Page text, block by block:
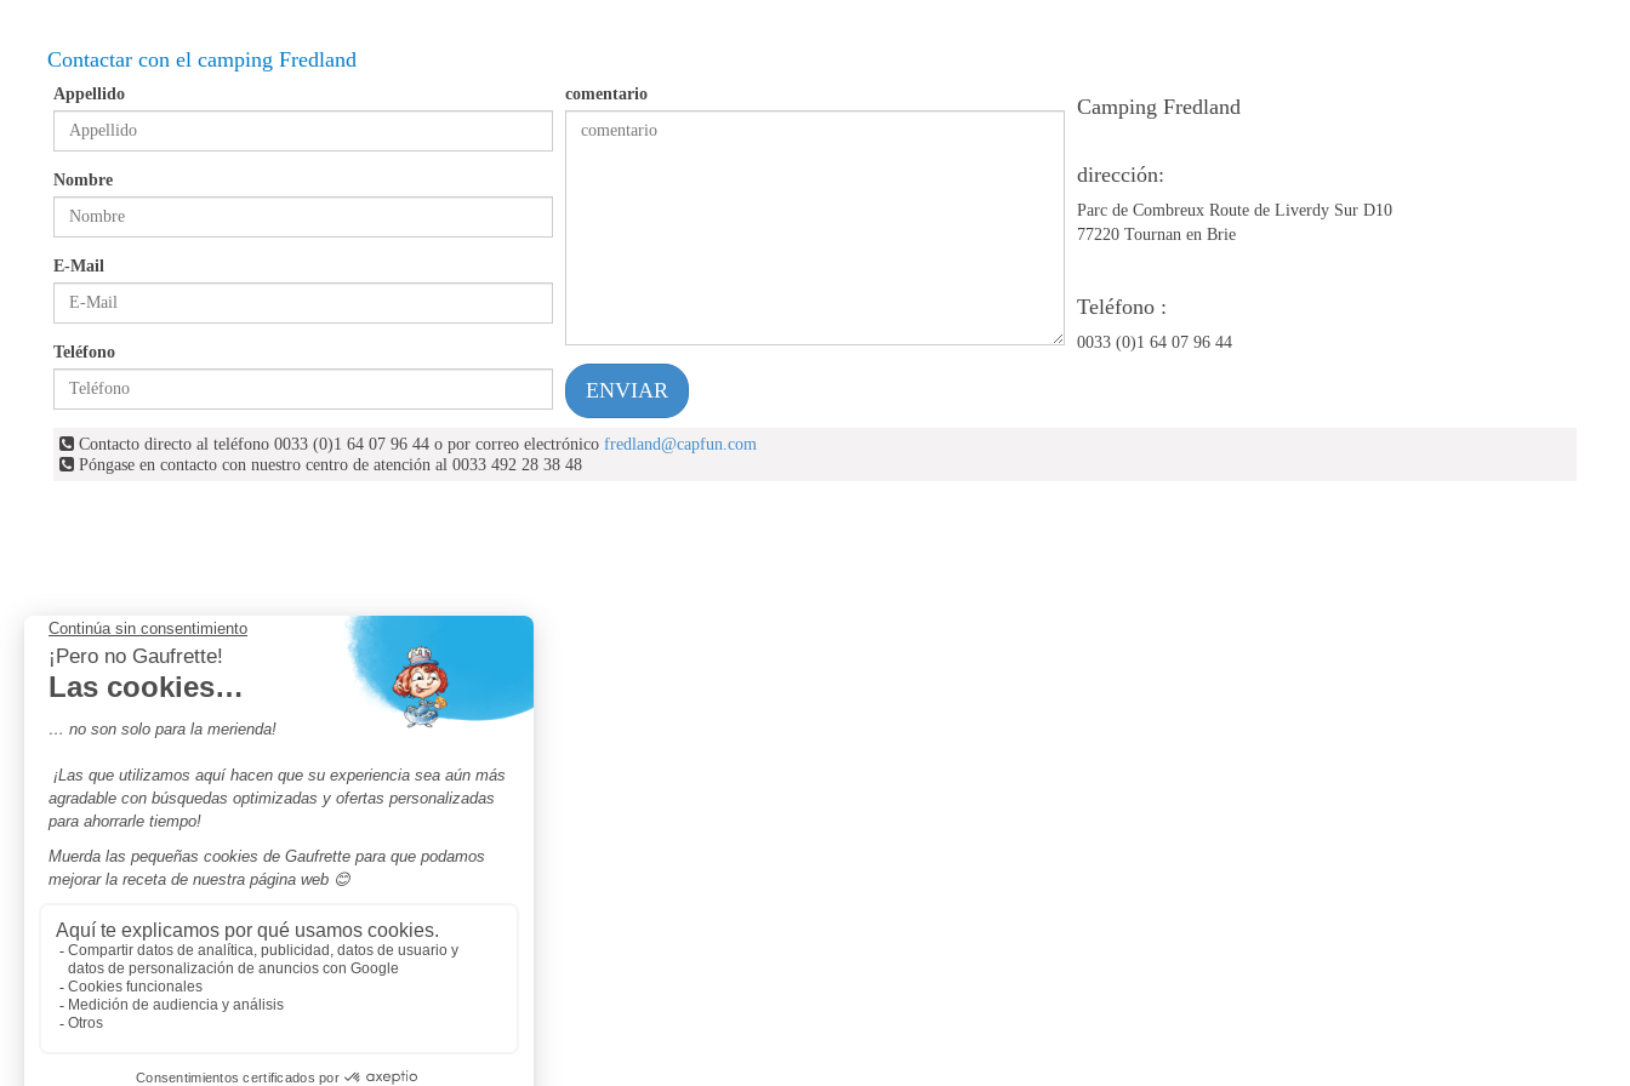
Contactar con el camping Fredland
Appellido
Nombre
E-Mail
Teléfono
comentario
ENVIAR
Camping Fredland
dirección:
Parc de Combreux Route de Liverdy Sur D10
77220 Tournan en Brie
Teléfono :
0033 (0)1 64 07 96 44
Contacto directo al teléfono 0033 (0)1 64 07 96 44 o por correo electrónico fredland@capfun.com
Póngase en contacto con nuestro centro de atención al 0033 492 28 38 48